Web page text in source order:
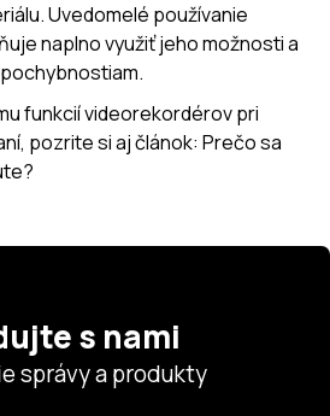
Uvedomelé používanie
naplno využiť jeho možnosti a
funkcií videorekordérov pri
pozrite si aj článok: Prečo sa
s nami
správy a produkty